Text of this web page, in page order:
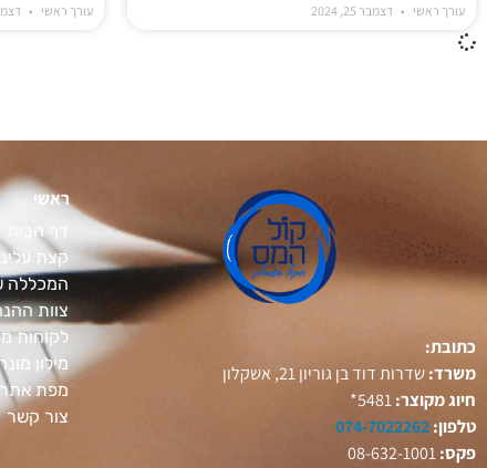
עורך ראשי דצמבר 25, 2024 עורך ראשי דצמבר
כתובת:
משרד:שדרות דוד בן גוריון 21, אשקלון
חיוג מקוצר:
טלפון:074-7022262
פקס:
ראשי
דף הבית
קצת עלינו
המכללה
צוות
לקוחות
מילון
מפת אתר
צור קשר